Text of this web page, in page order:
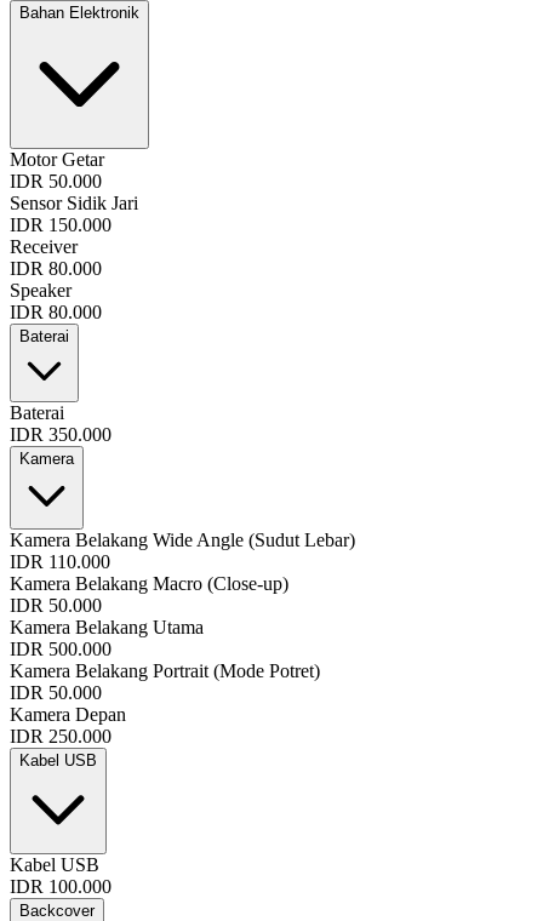
Bahan Elektronik
Motor Getar
IDR 50.000
Sensor Sidik Jari
IDR 150.000
Receiver
IDR 80.000
Speaker
IDR 80.000
Baterai
Baterai
IDR 350.000
Kamera
Kamera Belakang Wide Angle (Sudut Lebar)
IDR 110.000
Kamera Belakang Macro (Close-up)
IDR 50.000
Kamera Belakang Utama
IDR 500.000
Kamera Belakang Portrait (Mode Potret)
IDR 50.000
Kamera Depan
IDR 250.000
Kabel USB
Kabel USB
IDR 100.000
Backcover